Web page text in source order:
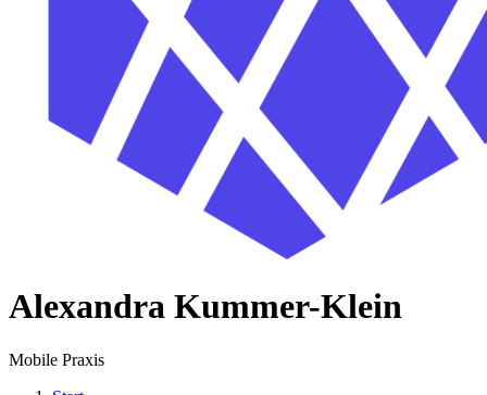
Alexandra Kummer-Klein
Mobile Praxis